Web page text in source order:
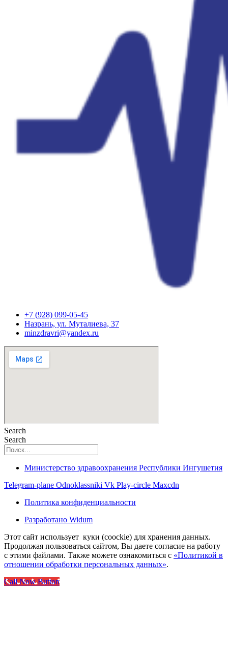
+7 (928) 099-05-45
Назрань, ул. Муталиева, 37
minzdravri@yandex.ru
Search
Search
Министерство здравоохранения Республики Ингушетия
Telegram-plane Odnoklassniki Vk Play-circle Maxcdn
Политика конфиденциальности
Разработано Widum
Этот сайт использует куки (coockie) для хранения данных.
Продолжая пользоваться сайтом, Вы даете согласие на работу
с этими файлами. Также можете ознакомиться с «Политикой в
отношении обработки персональных данных».
Call Now Button